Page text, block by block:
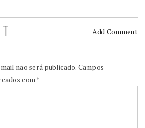
Add Comment
não será publicado. Campos
com*